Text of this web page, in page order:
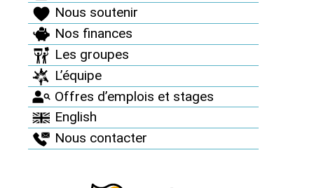
Nous soutenir
Nos finances
Les groupes
L’équipe
Offres d’emplois et stages
English
Nous contacter